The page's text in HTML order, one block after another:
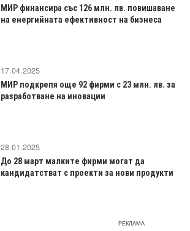
МИР финансира със 126 млн. лв. повишаване
на енергийната ефективност на бизнеса
17.04.2025
МИР подкрепя още 92 фирми с 23 млн. лв. за
разработване на иновации
28.01.2025
До 28 март малките фирми могат да
кандидатстват с проекти за нови продукти
РЕКЛАМА